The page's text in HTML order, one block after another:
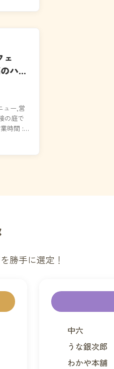
ェ
ハー
ニ
ュー,営
の庭で
時間 :
勝手に選定！
中六
うな銀次郎
わかや本舗